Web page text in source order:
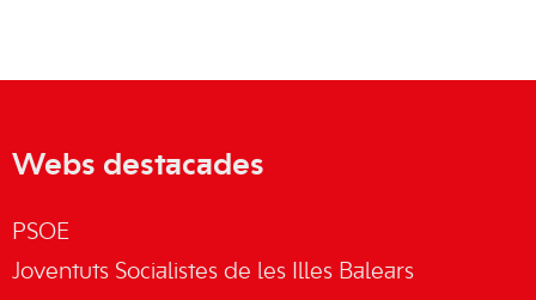
Webs destacades
PSOE
Joventuts Socialistes de les Illes Balears